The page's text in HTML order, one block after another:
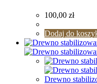
100,00 zł
Dodaj do
Drewno